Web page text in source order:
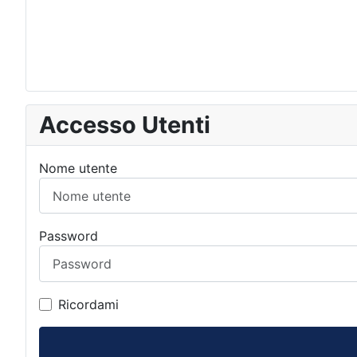
Accesso Utenti
Nome utente
Password
Ricordami